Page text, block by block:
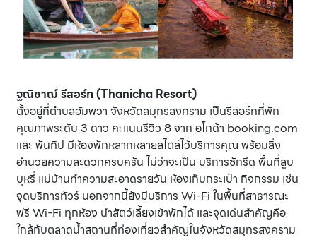
ฐณิชาฌ์ รีสอร์ท (Thanicha Resort)
ตั้งอยู่ที่ตำบลอัมพวา จังหวัดสมุทรสงคราม เป็นรีสอร์ทที่พัก
คุณภาพระดับ 3 ดาว คะแนนรีวิว 8 จาก อโกด้า booking.com
และ พันทิป มีห้องพักหลากหลายสไตล์ไว้บริการคุณ พร้อมสิ่ง
อำนวยความสะดวกครบครัน ไม่ว่าจะเป็น บริการซักรีด พื้นที่สูบ
บุหรี่ แม่บ้านทำความสะอาดรายวัน ห้องเก็บกระเป๋า กิจกรรม เช่น
จุดบริการทัวร์ นอกจากนี้ยังมีบริการ Wi-Fi ในพื้นที่สาธารณะ
ฟรี Wi-Fi ทุกห้อง นำสัตว์เลี้ยงเข้าพักได้ และจุดเด่นสำคัญคือ
ใกล้กับตลาดน้ำสถานที่ท่องเที่ยวสำคัญในจังหวัดสมุทรสงคราม